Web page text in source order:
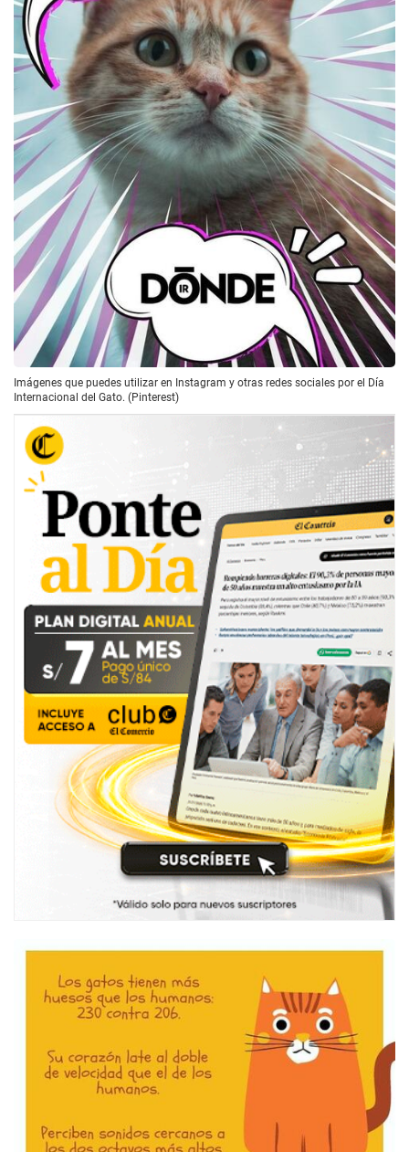
Imágenes que puedes utilizar en Instagram y otras redes sociales por el Día
Internacional del Gato. (Pinterest)